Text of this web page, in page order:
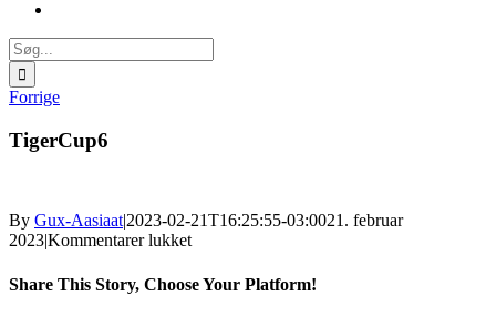
Søg
efter:
Forrige
TigerCup6
By Gux-Aasiaat|2023-02-21T16:25:55-03:0021. februar
2023|Kommentarer lukkettil
Share This Story, Choose Your Platform!